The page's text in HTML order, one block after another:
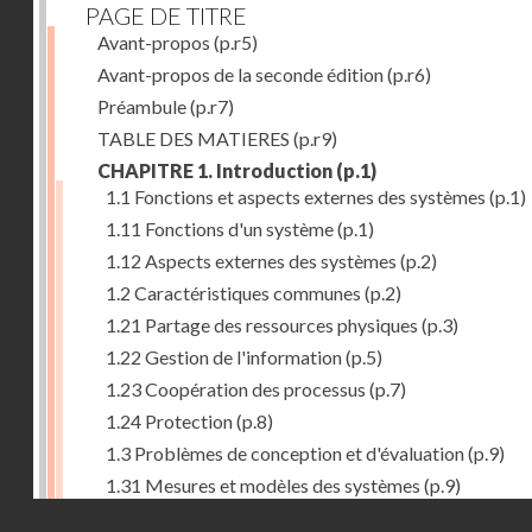
PAGE DE TITRE
Avant-propos (p.r5)
Avant-propos de la seconde édition(p.r6)
Préambule(p.r7)
TABLE DES MATIERES (p.r9)
CHAPITRE 1. Introduction (p.1)
1.1 Fonctions et aspects externes des systèmes (p.1)
1.11 Fonctions d'un système(p.1)
1.12 Aspects externes des systèmes (p.2)
1.2 Caractéristiques communes (p.2)
1.21 Partage des ressources physiques (p.3)
1.22 Gestion de l'information(p.5)
1.23 Coopération des processus (p.7)
1.24 Protection(p.8)
1.3 Problèmes de conception et d'évaluation(p.9)
1.31 Mesures et modèles des systèmes (p.9)